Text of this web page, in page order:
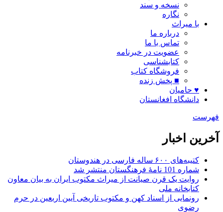
نسخه و سند
نگاره
با میراث
درباره ما
تماس با ما
عضویت در خبرنامه
کتابشناسی
فروشگاه کتاب
■ پخش زنده
♥ حامیان
دانشگاه افغانستان
فهرست
آخرین اخبار
کتیبه‌های ۶۰۰ ساله فارسی در هندوستان
شماره 101 نامۀ فرهنگستان منتشر شد
روایت یک قرن صیانت از میراث مکتوب ایران به بیان معاون
کتابخانه ملی
رونمایی از اسناد کهن و مکتوب تاریخی آیین اربعین در حرم
رضوی